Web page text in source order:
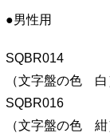
●男性用
SQBR014
（文字盤の色 白
SQBR016
（文字盤の色 紺